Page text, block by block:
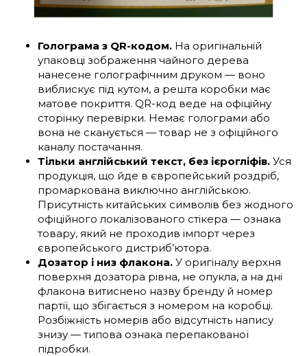
Голограма з QR-кодом. На оригінальній
упаковці зображення чайного дерева
нанесене голографічним друком — воно
виблискує під кутом, а решта коробки має
матове покриття. QR-код веде на офіційну
сторінку перевірки. Немає голограми або
вона не сканується — товар не з офіційного
каналу постачання.
Тільки англійський текст, без ієрогліфів. Уся
продукція, що йде в європейський роздріб,
промаркована виключно англійською.
Присутність китайських символів без жодного
офіційного локалізованого стікера — ознака
товару, який не проходив імпорт через
європейського дистриб’ютора.
Дозатор і низ флакона. У оригіналу верхня
поверхня дозатора рівна, не опукла, а на дні
флакона витиснено назву бренду й номер
партії, що збігається з номером на коробці.
Розбіжність номерів або відсутність напису
знизу — типова ознака перепакованої
підробки.